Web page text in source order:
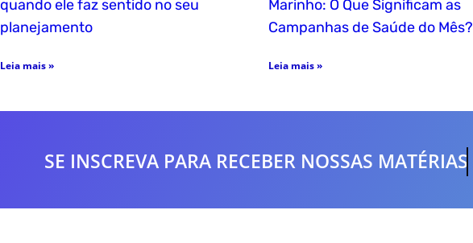
quando ele faz sentido no seu
planejamento
Leia mais »
Marinho: O Que Significam as
Campanhas de Saúde do Mês?
Leia mais »
SE INSCREVA PARA RECEBER NOSSAS MATÉRIAS